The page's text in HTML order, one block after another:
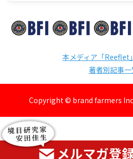
本メディア「Reeflet
著者別記事
Copyright © brand farmers